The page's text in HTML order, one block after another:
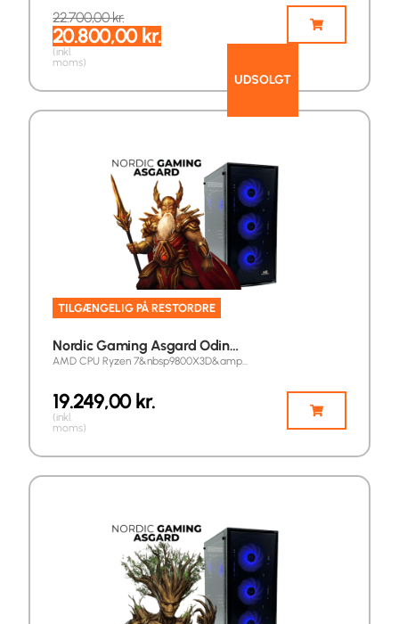
UDSOLGT
22.700,00kr.
20.800,00kr.
(inkl.
moms)
Nordic Gaming Asgard Odin…
AMD CPU Ryzen 7&nbsp9800X3D&amp…
TILGÆNGELIG PÅ RESTORDRE
19.249,00kr.
(inkl.
moms)